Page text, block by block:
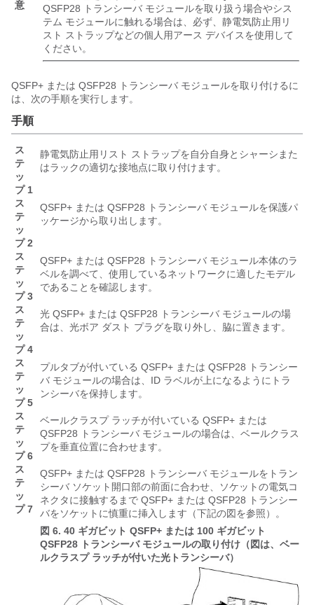
意
QSFP28 トランシーバ モジュールを取り扱う場合やシス
テム モジュールに触れる場合は、必ず、静電気防止用リ
スト ストラップなどの個人用アース デバイスを使用して
ください。
QSFP+ または QSFP28 トランシーバ モジュールを取り付けるに
は、次の手順を実行します。
手順
ス
テ
ッ
プ 1
静電気防止用リスト ストラップを自分自身とシャーシまた
はラックの適切な接地点に取り付けます。
ス
テ
ッ
プ 2
QSFP+ または QSFP28 トランシーバ モジュールを保護パ
ッケージから取り出します。
ス
テ
ッ
プ 3
QSFP+ または QSFP28 トランシーバ モジュール本体のラ
ベルを調べて、使用しているネットワークに適したモデル
であることを確認します。
ス
テ
ッ
プ 4
光 QSFP+ または QSFP28 トランシーバ モジュールの場
合は、光ボア ダスト プラグを取り外し、脇に置きます。
ス
テ
ッ
プ 5
プルタブが付いている QSFP+ または QSFP28 トランシー
バ モジュールの場合は、ID ラベルが上になるようにトラ
ンシーバを保持します。
ス
テ
ッ
プ 6
ベールクラスプ ラッチが付いている QSFP+ または
QSFP28 トランシーバ モジュールの場合は、ベールクラス
プを垂直位置に合わせます。
ス
テ
ッ
プ 7
QSFP+ または QSFP28 トランシーバ モジュールをトラン
シーバ ソケット開口部の前面に合わせ、ソケットの電気コ
ネクタに接触するまで QSFP+ または QSFP28 トランシー
バをソケットに慎重に挿入します（下記の図を参照）。
図 6. 40 ギガビット QSFP+ または 100 ギガビット
QSFP28 トランシーバ モジュールの取り付け（図は、ベー
ルクラスプ ラッチが付いた光トランシーバ）